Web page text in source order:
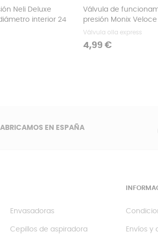
Neli Deluxe
interior 24
Válvula de
presión Monix Veloce
Válvula olla express
Precio
4,99 €
EN ESPAÑA
Envasadoras
Cepillos de aspiradora Envíos y